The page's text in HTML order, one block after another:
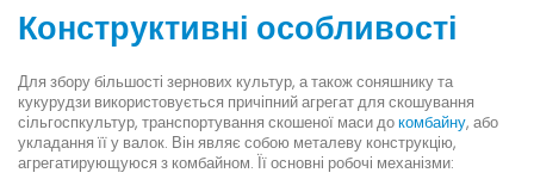
Конструктивні особливості
Для збору більшості зернових культур, а також соняшнику та
кукурудзи використовується причіпний агрегат для скошування
сільгоспкультур, транспортування скошеної маси докомбайну, або
укладання її у валок. Він являє собою металеву конструкцію,
агрегатирующуюся з комбайном. Її основні робочі механізми: